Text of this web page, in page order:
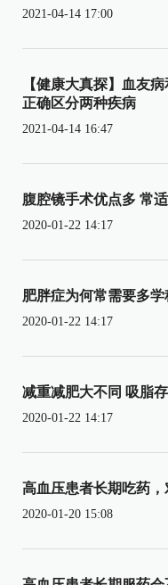
2021-04-14 17:00
【健康大真探】血友
正确区分两种疾病
2021-04-14 16:47
腹腔镜手术优点多 常
2020-01-22 14:17
肥胖症为何常需要多
2020-01-22 14:17
减重减肥大不同 吸脂
2020-01-22 14:17
高血压患者长期吃药
2020-01-20 15:08